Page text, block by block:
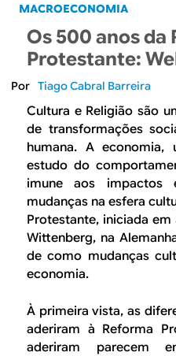
g
o
B
á
r
i
o
d
e
b
u
a
MACROECONOMIA
Os 500 anos da
Protestante:
Tiago Cabral Barreira
Cultura e Religião são
de transformações
humana. A economia,
estudo do
imune aos impactos
mudanças na esfera
Protestante, iniciada em
Wittenberg, na
de como mudanças
economia.
À primeira vista, as
aderiram à Reforma
aderiram parecem